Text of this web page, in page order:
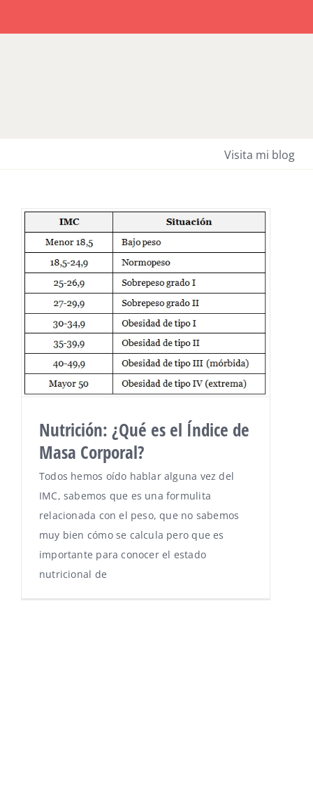
Visita mi blog
Nutrición: ¿Qué es el Índice de
Masa Corporal?
Todos hemos oído hablar alguna vez del
IMC, sabemos que es una formulita
relacionada con el peso, que no sabemos
muy bien cómo se calcula pero que es
importante para conocer el estado
nutricional de